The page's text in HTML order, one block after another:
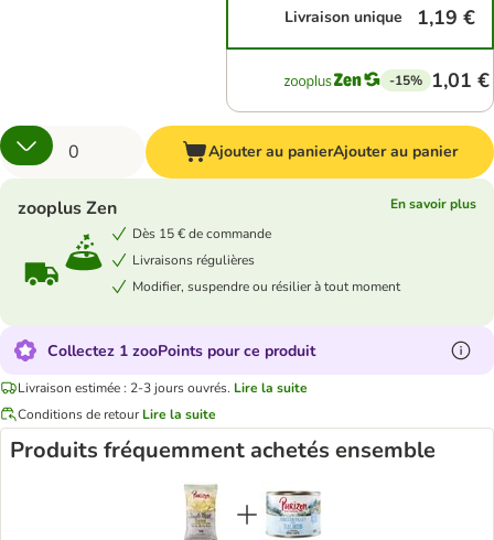
Livraison unique 1,19 €
-15% 1,01 €
Ajouter au panierAjouter au panier
zooplus Zen
En savoir plus
Dès 15 € de commande
Livraisons régulières
Modifier, suspendre ou résilier à tout moment
Collectez 1 zooPoints pour ce produit
Livraison estimée : 2-3 jours ouvrés. Lire la suite
Conditions de retour Lire la suite
Produits fréquemment achetés ensemble